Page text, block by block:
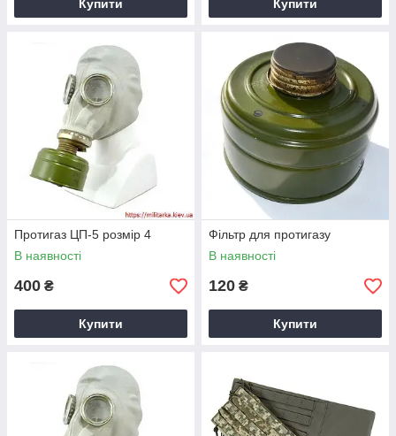
Купити Купити
Протигаз ЦП-5 розмір 4
В наявності
400 ₴
Купити
Фільтр для протигазу
В наявності
120 ₴
Купити